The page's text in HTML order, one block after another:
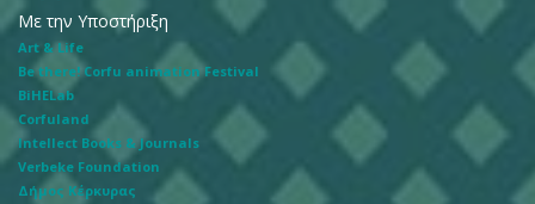
Με την Υποστήριξη
Art & Life
Be there! Corfu animation Festival
BiHELab
Corfuland
Intellect Books & Journals
Verbeke Foundation
Δήμος Κέρκυρας